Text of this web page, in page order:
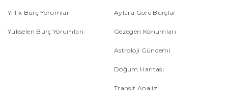
Yıllık Burç Yorumları
Yükselen Burç Yorumları
Aylara Göre Burçlar
Gezegen Konumları
Astroloji Gündemi
Doğum Haritası
Transit Analizi